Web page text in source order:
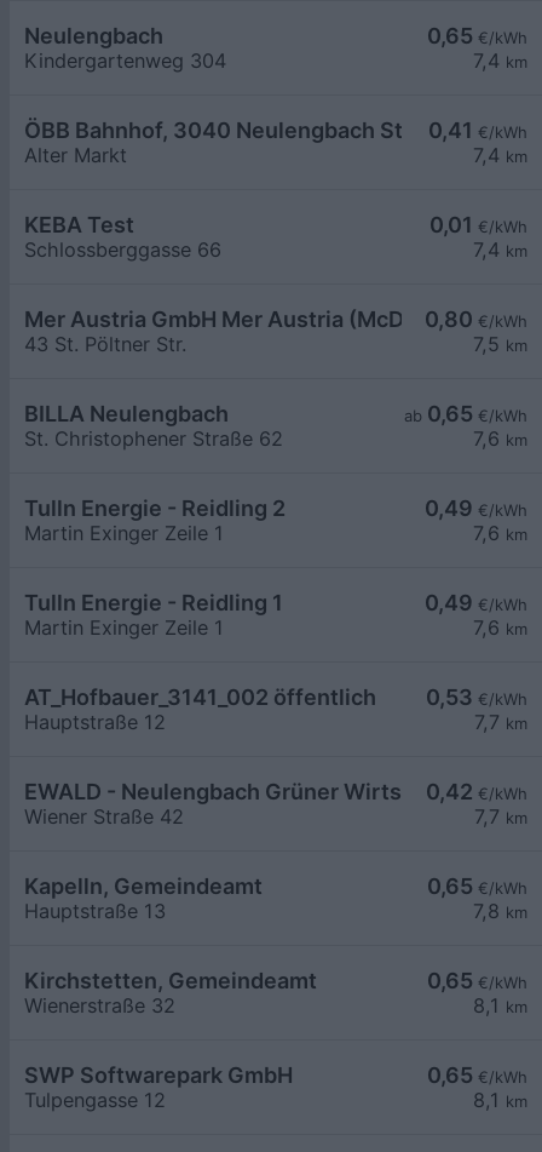
0,65 €/kWh
7,4 km
Neulengbach
Kindergartenweg 304
0,41 €/kWh
7,4 km
ÖBB Bahnhof, 3040 Neulengbach Stadt
Alter Markt
0,01 €/kWh
7,4 km
KEBA Test
Schlossberggasse 66
0,80 €/kWh
7,5 km
Mer Austria GmbH Mer Austria (McD) -
43 St. Pöltner Str.
ab 0,65 €/kWh
7,6 km
BILLA Neulengbach
St. Christophener Straße 62
0,49 €/kWh
7,6 km
Tulln Energie - Reidling 2
Martin Exinger Zeile 1
0,49 €/kWh
7,6 km
Tulln Energie - Reidling 1
Martin Exinger Zeile 1
0,53 €/kWh
7,7 km
AT_Hofbauer_3141_002 öffentlich
Hauptstraße 12
0,42 €/kWh
7,7 km
EWALD - Neulengbach Grüner
Wiener Straße 42
0,65 €/kWh
7,8 km
Kapelln, Gemeindeamt
Hauptstraße 13
0,65 €/kWh
8,1 km
Kirchstetten, Gemeindeamt
Wienerstraße 32
0,65 €/kWh
8,1 km
SWP Softwarepark GmbH
Tulpengasse 12